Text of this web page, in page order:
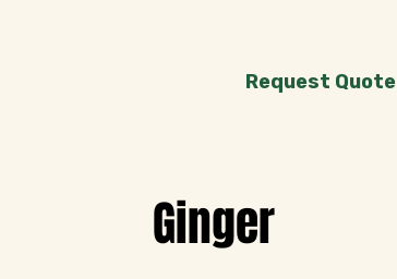
Ginger
Request Quote